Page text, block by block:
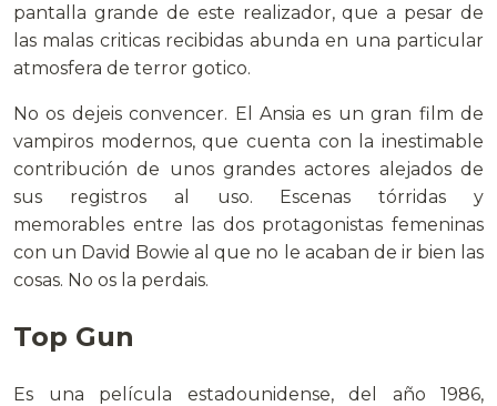
pantalla grande de este realizador, que a pesar de
las malas criticas recibidas abunda en una particular
atmosfera de terror gotico.
No os dejeis convencer. El Ansia es un gran film de
vampiros modernos, que cuenta con la inestimable
contribución de unos grandes actores alejados de
sus registros al uso. Escenas tórridas y
memorables entre las dos protagonistas femeninas
con un David Bowie al que no le acaban de ir bien las
cosas. No os la perdais.
Top Gun
Es una película estadounidense, del año 1986,